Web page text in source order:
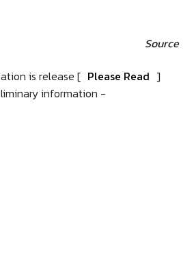
Source
is release [ Please Read ]
information -